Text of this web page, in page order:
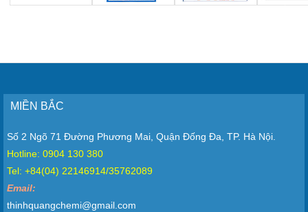
MIỀN BẮC
Số 2 Ngõ 71 Đường Phương Mai, Quận Đống Đa, TP. Hà Nội.
Hotline: 0904 130 380
Tel: +84(04) 22146914/35762089
Email:
thinhquangchemi@gmail.com